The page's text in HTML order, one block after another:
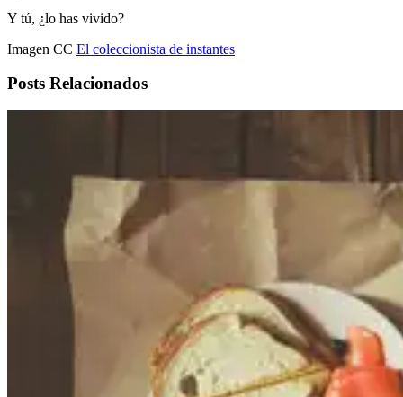
Y tú, ¿lo has vivido?
Imagen CC El coleccionista de instantes
Posts Relacionados